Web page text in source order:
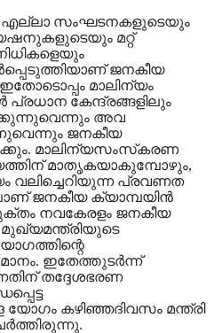
എല്ലാ സംഘടനകളുടെയും
മറ്റ്
ജനകീയ
മാലിന്യം
കേന്ദ്രങ്ങളിലും
അവ
ജനകീയ
മാലിന്യസംസ്‌കരണ
മാതൃകയാകുമ്പോഴും,
വലിച്ചെറിയുന്ന പ്രവണത
ജനകീയ ക്യാമ്പയിന്‍
നവകേരളം ജനകീയ
മുഖ്യമന്ത്രിയുടെ
ഇതേത്തുടര്‍ന്ന്
തദ്ദേശഭരണ
കഴിഞ്ഞദിവസം മന്ത്രി